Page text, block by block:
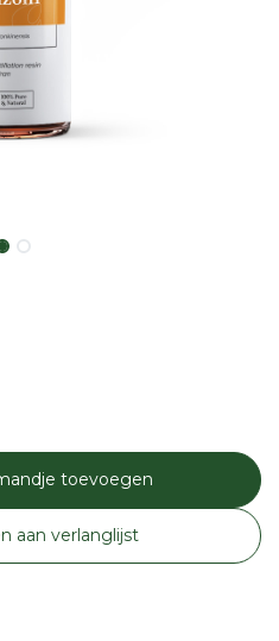
toevoegen
aan verlanglijst